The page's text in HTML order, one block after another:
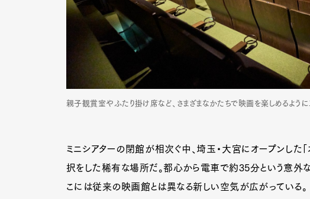
親子観賞室やふたり掛け席など、さまざまなかたちで映画を楽しめるように
ミニシアターの閉館が相次ぐ中、埼玉・大宮にオープンした「
択をした稀有な場所だ。都心から電車で約35分という意外
こには従来の映画館とは異なる新しい空気が広がっている。